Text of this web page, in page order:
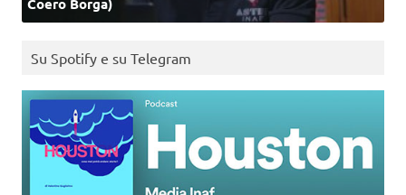
Coero Borga)
Su Spotify e su Telegram